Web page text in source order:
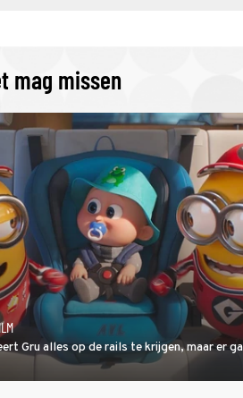
mag missen
Gru alles op de rails te krijgen, maar er